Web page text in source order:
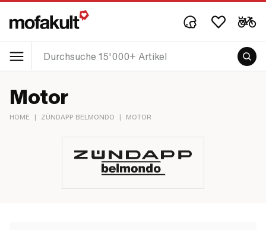
Motor
HOME | ZÜNDAPP BELMONDO | MOTOR